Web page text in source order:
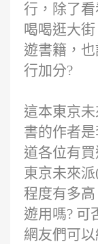
行，除了
喝喝逛大
遊書籍，
行加分?
這本東京
書的作者
道各位有
東京未來
程度有多
遊用嗎? 可
網友們可